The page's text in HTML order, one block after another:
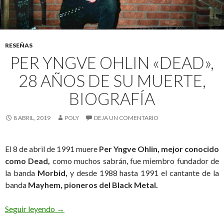
RESEÑAS
PER YNGVE OHLIN «DEAD»,
28 AÑOS DE SU MUERTE,
BIOGRAFÍA
8 ABRIL, 2019 POLY DEJA UN COMENTARIO
El 8 de abril de 1991 muere Per Yngve Ohlin, mejor conocido
como Dead, como muchos sabrán, fue miembro fundador de
la bandaMorbid, y desde 1988 hasta 1991 el cantante de la
banda Mayhem, pioneros del Black Metal.
Seguir leyendo Per Yngve Ohlin «Dead», 28 años de su muerte,
→